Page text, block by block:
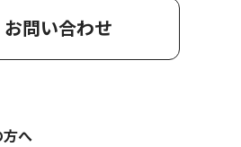
お問い合わせ
方へ